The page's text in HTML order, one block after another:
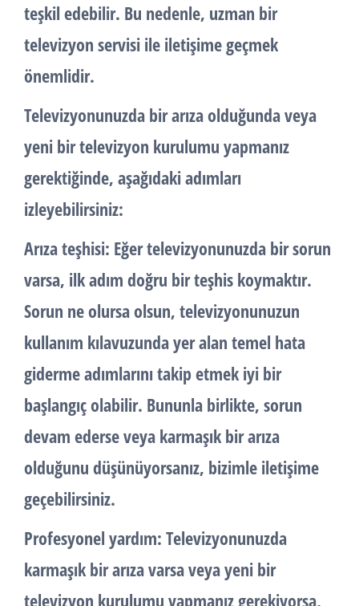
teşkil edebilir. Bu nedenle, uzman bir
televizyon servisi ile iletişime geçmek
önemlidir.
Televizyonunuzda bir arıza olduğunda veya
yeni bir televizyon kurulumu yapmanız
gerektiğinde, aşağıdaki adımları
izleyebilirsiniz:
Arıza teşhisi: Eğer televizyonunuzda bir sorun
varsa, ilk adım doğru bir teşhis koymaktır.
Sorun ne olursa olsun, televizyonunuzun
kullanım kılavuzunda yer alan temel hata
giderme adımlarını takip etmek iyi bir
başlangıç olabilir. Bununla birlikte, sorun
devam ederse veya karmaşık bir arıza
olduğunu düşünüyorsanız, bizimle iletişime
geçebilirsiniz.
Profesyonel yardım: Televizyonunuzda
karmaşık bir arıza varsa veya yeni bir
televizyon kurulumu yapmanız gerekiyorsa,